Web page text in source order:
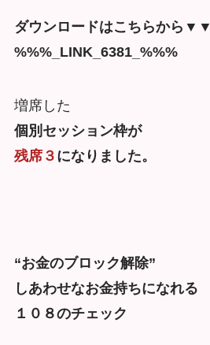
ダウンロードはこちらから▼▼
%%%_LINK_6381_%%%
増席した
個別セッション枠が
残席３ になりました。
“お金のブロック解除”
しあわせなお金持ちになれる
１０８のチェック